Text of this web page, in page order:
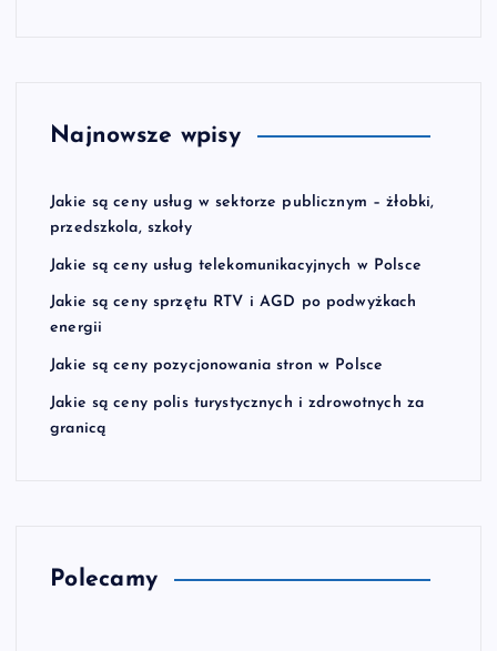
Najnowsze wpisy
Jakie są ceny usług w sektorze publicznym – żłobki,
przedszkola, szkoły
Jakie są ceny usług telekomunikacyjnych w Polsce
Jakie są ceny sprzętu RTV i AGD po podwyżkach
energii
Jakie są ceny pozycjonowania stron w Polsce
Jakie są ceny polis turystycznych i zdrowotnych za
granicą
Polecamy